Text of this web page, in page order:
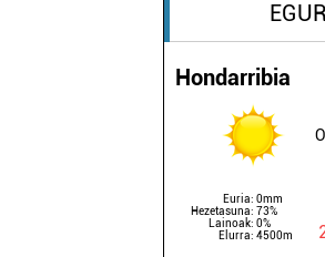
Hondarribia
Euria: 0mm
Hezetasuna: 73%
Lainoak: 0%
Elurra: 4500m